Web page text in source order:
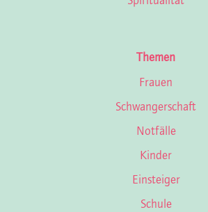
Themen
Frauen
Schwangerschaft
Notfälle
Kinder
Einsteiger
Schule